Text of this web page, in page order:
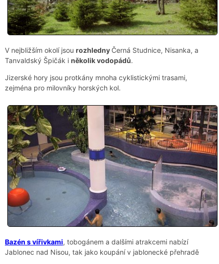
V nejbližším okolí jsou rozhledny Černá Studnice, Nisanka, a
Tanvaldský Špičák i několik vodopádů.
Jizerské hory jsou protkány mnoha cyklistickými trasami,
zejména pro milovníky horských kol.
Bazén s vířivkami, tobogánem a dalšími atrakcemi nabízí
Jablonec nad Nisou, tak jako koupání v jablonecké přehradě